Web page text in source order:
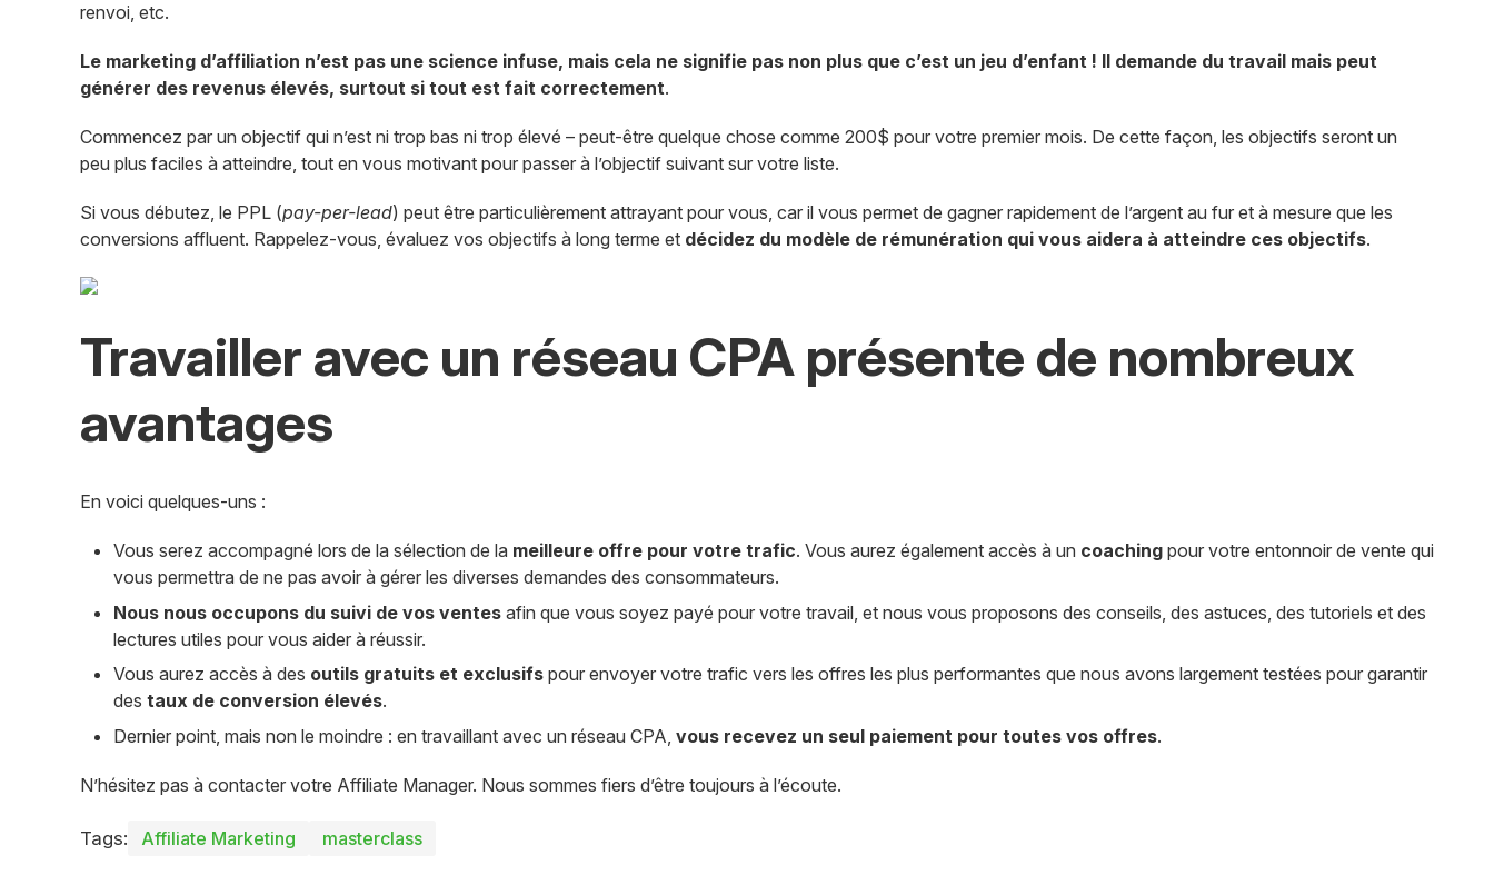
renvoi, etc.
Le marketing d’affiliation n’est pas une science infuse, mais cela ne signifie pas non plus que c’est un jeu d’enfant ! Il demande du travail mais peut
générer des revenus élevés, surtout si tout est fait correctement.
Commencez par un objectif qui n’est ni trop bas ni trop élevé – peut-être quelque chose comme 200$ pour votre premier mois. De cette façon, les objectifs seront un
peu plus faciles à atteindre, tout en vous motivant pour passer à l’objectif suivant sur votre liste.
Si vous débutez, le PPL (pay-per-lead) peut être particulièrement attrayant pour vous, car il vous permet de gagner rapidement de l’argent au fur et à mesure que les
conversions affluent. Rappelez-vous, évaluez vos objectifs à long terme et décidez du modèle de rémunération qui vous aidera à atteindre ces objectifs.​
Travailler avec un réseau CPA présente de nombreux
avantages
En voici quelques-uns :
Vous serez accompagné lors de la sélection de la meilleure offre pour votre trafic. Vous aurez également accès à un coaching pour votre entonnoir de vente qui
vous permettra de ne pas avoir à gérer les diverses demandes des consommateurs.
Nous nous occupons du suivi de vos ventes afin que vous soyez payé pour votre travail, et nous vous proposons des conseils, des astuces, des tutoriels et des
lectures utiles pour vous aider à réussir.
Vous aurez accès à des outils gratuits et exclusifs pour envoyer votre trafic vers les offres les plus performantes que nous avons largement testées pour garantir
des taux de conversion élevés.
Dernier point, mais non le moindre : en travaillant avec un réseau CPA, vous recevez un seul paiement pour toutes vos offres.
N’hésitez pas à contacter votre Affiliate Manager. Nous sommes fiers d’être toujours à l’écoute.
Tags: Affiliate Marketing masterclass